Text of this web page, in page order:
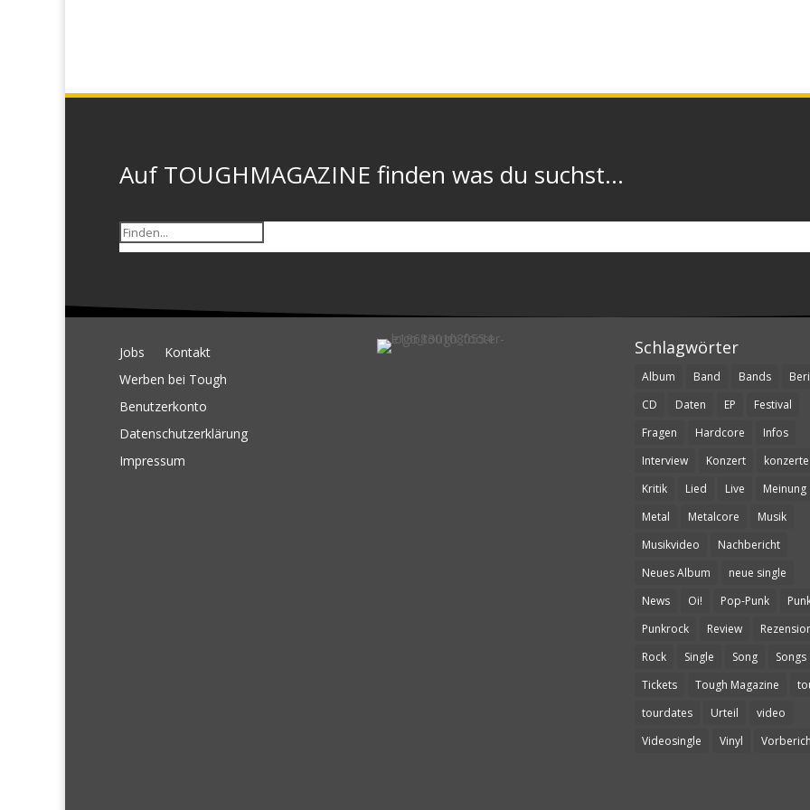
Auf TOUGHMAGAZINE finden was du suchst...
Jobs
Kontakt
Werben bei Tough
Benutzerkonto
Datenschutzerklärung
Impressum
Schlagwörter
Album Band Bands
CD
Daten EP
Festival
Fragen
Hardcore
Infos
Interview
Konzert
konzerte
Kritik
Lied Live
Meinung
Metal
Metalcore
Musik
Musikvideo
Nachbericht
Neues Album
neue single
News
Oi! Pop-Punk
Punkrock
Review
Rock
Single Song
Songs
Tickets
Tough Magazine
tourdates
Urteil
video
Videosingle
Vinyl